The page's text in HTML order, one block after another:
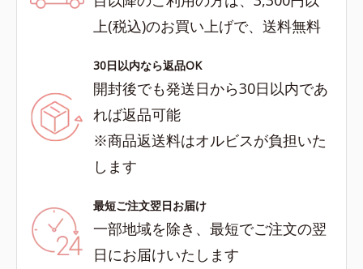
上(税込)のお買い上げで、送料無料
30日以内なら返品OK
開封後でも発送日から30日以内であ
れば返品可能
※商品返送料はオルビスが負担いた
します
最短ご注文翌日お届け
一部地域を除き、最短でご注文の翌
日にお届けいたします